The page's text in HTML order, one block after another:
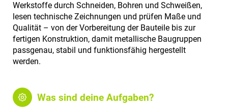
Werkstoffe durch Schneiden, Bohren und Schweißen,
lesen technische Zeichnungen und prüfen Maße und
Qualität – von der Vorbereitung der Bauteile bis zur
fertigen Konstruktion, damit metallische Baugruppen
passgenau, stabil und funktionsfähig hergestellt
werden.
Was sind deine Aufgaben?